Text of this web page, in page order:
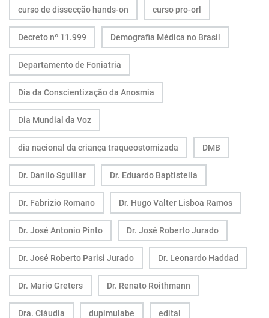
curso de dissecção hands-on curso pro-orl
Decreto nº 11.999 Demografia Médica no Brasil
Departamento de Foniatria
Dia da Conscientização da Anosmia
Dia Mundial da Voz
dia nacional da criança traqueostomizada DMB
Dr. Danilo Sguillar Dr. Eduardo Baptistella
Dr. Fabrizio Romano Dr. Hugo Valter Lisboa Ramos
Dr. José Antonio Pinto Dr. José Roberto Jurado
Dr. José Roberto Parisi Jurado Dr. Leonardo Haddad
Dr. Mario Greters Dr. Renato Roithmann
Dra. Cláudia dupimulabe edital